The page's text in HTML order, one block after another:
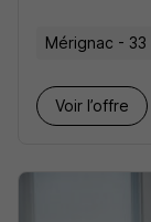
Mérignac - 33
Voir l’offre